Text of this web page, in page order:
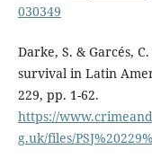
030349
Darke, S. & Garcés,
survival in Latin
229, pp. 1-62.
https://
g.uk/files/